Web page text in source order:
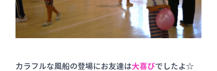
カラフルな風船の登場にお友達は大喜びでしたよ☆